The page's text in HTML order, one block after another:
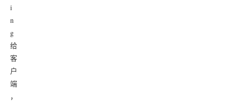
i
n
g
给
客
户
端
，